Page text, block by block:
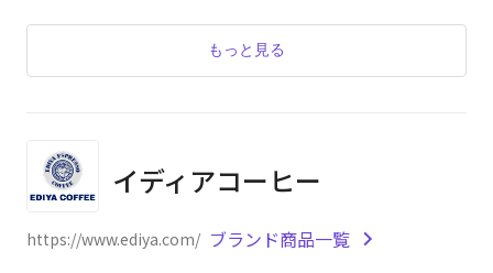
もっと見る
イディアコーヒー
https://www.ediya.com/ ブランド商品一覧